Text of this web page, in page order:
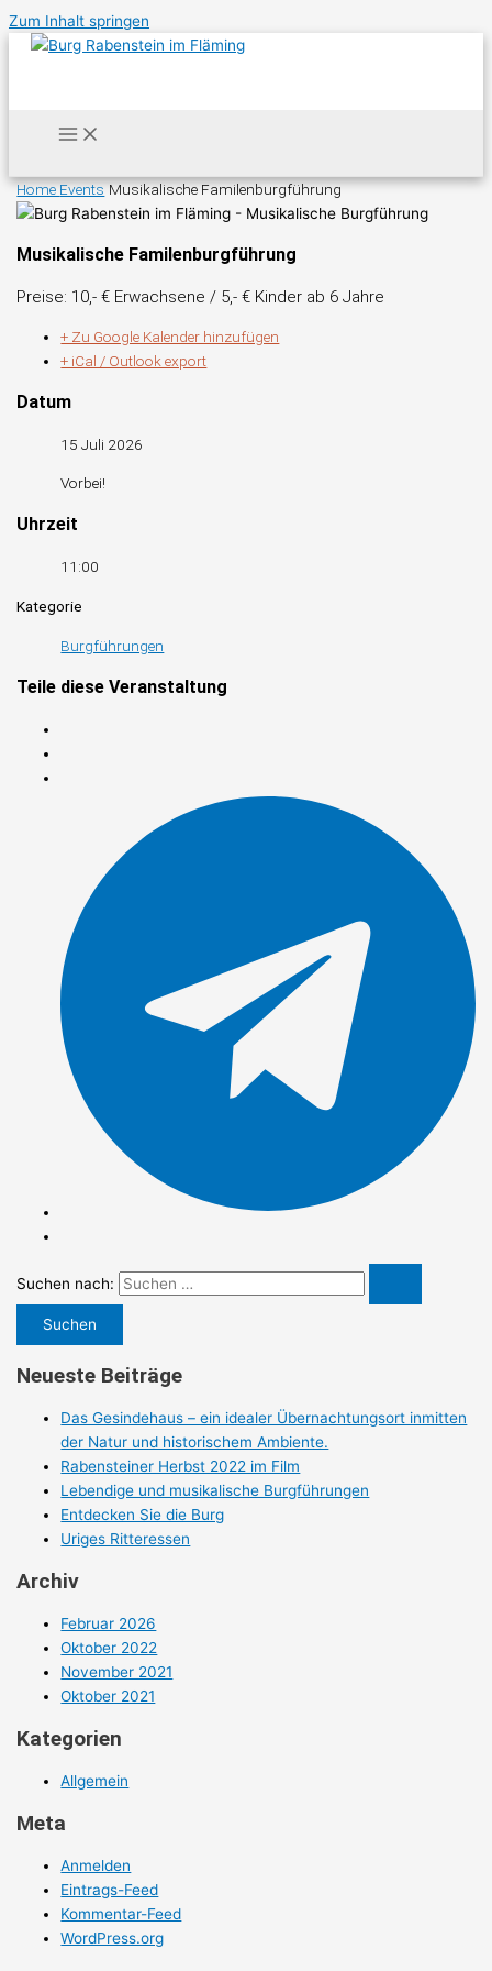
Zum Inhalt springen
HomeEvents Musikalische Familenburgführung
Musikalische Familenburgführung
Preise: 10,- € Erwachsene / 5,- € Kinder ab 6 Jahre
+ Zu Google Kalender hinzufügen
+ iCal / Outlook export
Datum
15 Juli 2026
Vorbei!
Uhrzeit
11:00
Kategorie
Burgführungen
Teile diese Veranstaltung
Suchen nach:
Neueste Beiträge
Das Gesindehaus – ein idealer Übernachtungsort inmitten
der Natur und historischem Ambiente.
Rabensteiner Herbst 2022 im Film
Lebendige und musikalische Burgführungen
Entdecken Sie die Burg
Uriges Ritteressen
Archiv
Februar 2026
Oktober 2022
November 2021
Oktober 2021
Kategorien
Allgemein
Meta
Anmelden
Eintrags-Feed
Kommentar-Feed
WordPress.org